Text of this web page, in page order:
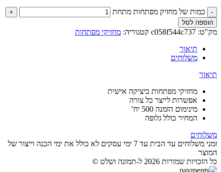
כמות של מחזיק מפתחות מתחת
הוספה לסל
מק"ט: c058f544c737 קטגוריה: מחזיקי מפתחות
תיאור
משלוחים
תיאור
מחזיקי מפתחות ביציקה אישית
אפשרות לייצר כל צורה
מינימום הזמנה 500 יח’
המחיר כולל גלופה
משלוחים
זמני משלוחים עד הבית עד 7 ימי עסקים לא כולל את ימי הכנה וייצור של
המוצר
כל הזכויות שמורות 2026 ל-תמונה ושלט ©